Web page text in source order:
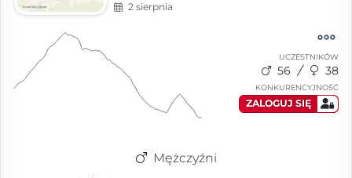
2 sierpnia
UCZESTNIKÓW
56 38
KONKURENCYJNOŚĆ
ZALOGUJ SIĘ
Mężczyźni